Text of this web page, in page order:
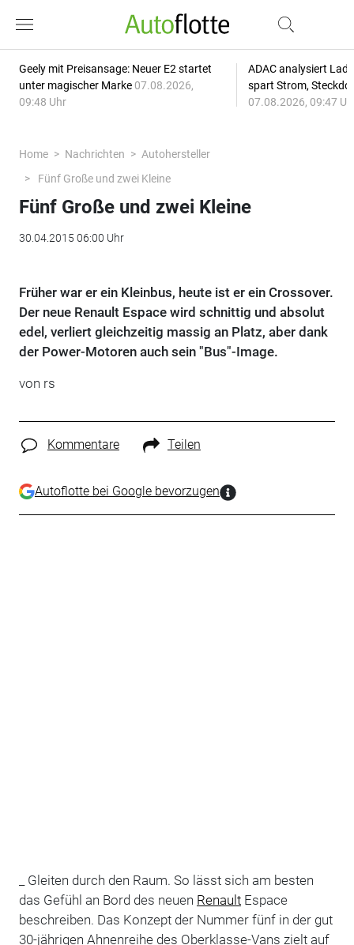
Geely mit Preisansage: Neuer E2 startet
unter magischer Marke 07.08.2026,
09:48 Uhr
ADAC analysiert
spart Strom,
07.08.2026, 09:47
Home Nachrichten
Autohersteller
Fünf Große und zwei Kleine
Fünf Große und zwei Kleine
30.04.2015 06:00 Uhr
Früher war er ein Kleinbus, heute ist er ein Crossover.
Der neue Renault Espace wird schnittig und absolut
edel, verliert gleichzeitig massig an Platz, aber dank
der Power-Motoren auch sein "Bus"-Image.
von rs
Kommentare Teilen
Autoflotte bei Google bevorzugen
_ Gleiten durch den Raum. So lässt sich am besten
das Gefühl an Bord des neuen RenaultEspace
beschreiben. Das Konzept der Nummer fünf in der gut
30-jährigen Ahnenreihe des Oberklasse-Vans zielt auf